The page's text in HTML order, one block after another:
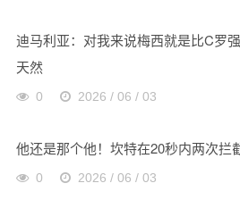
迪马利亚：对我来说梅西就是比C罗
天然
0 2026 / 06 / 03
他还是那个他！坎特在20秒内两次拦
0 2026 / 06 / 03